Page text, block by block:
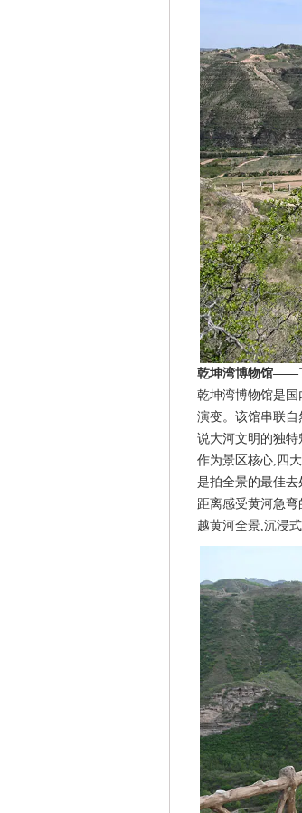
乾坤湾博物馆——
乾坤湾博物馆是
演变。该馆串联
说大河文明的独特
作为景区核心,四
是拍全景的最佳
距离感受黄河急
越黄河全景,沉浸